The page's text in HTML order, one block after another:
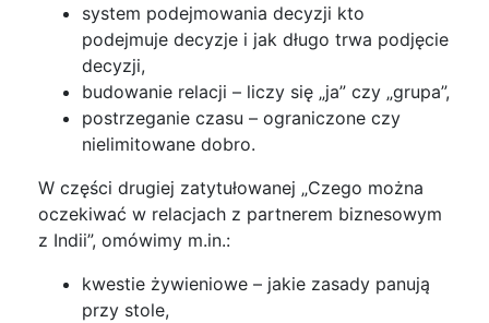
system podejmowania decyzji kto
podejmuje decyzje i jak długo trwa podjęcie
decyzji,
budowanie relacji – liczy się „ja” czy „grupa”,
postrzeganie czasu – ograniczone czy
nielimitowane dobro.
W części drugiej zatytułowanej „Czego można
oczekiwać w relacjach z partnerem biznesowym
z Indii”, omówimy m.in.:
kwestie żywieniowe – jakie zasady panują
przy stole,